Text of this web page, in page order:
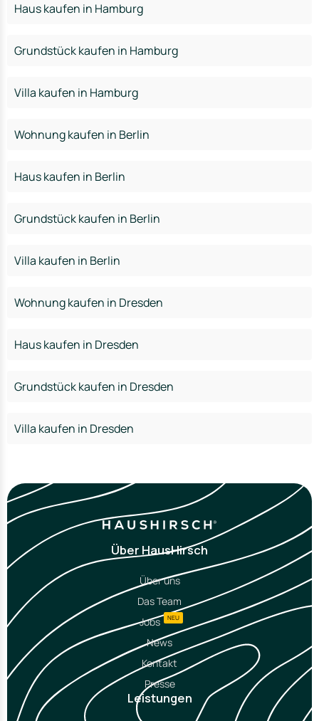
Haus kaufen in Hamburg
Grundstück kaufen in Hamburg
Villa kaufen in Hamburg
Wohnung kaufen in Berlin
Haus kaufen in Berlin
Grundstück kaufen in Berlin
Villa kaufen in Berlin
Wohnung kaufen in Dresden
Haus kaufen in Dresden
Grundstück kaufen in Dresden
Villa kaufen in Dresden
Über HausHirsch
Über uns
Das Team
Jobs
NEU
News
Kontakt
Presse
Leistungen